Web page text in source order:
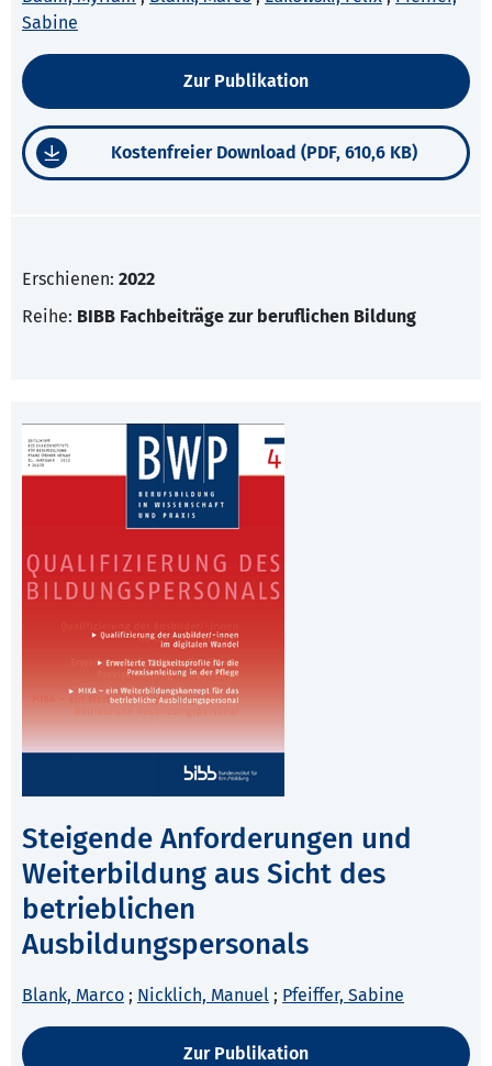
Sabine
Zur Publikation
Kostenfreier Download (PDF, 610,6 KB)
Erschienen: 2022
Reihe: BIBB Fachbeiträge zur beruflichen Bildung
Steigende Anforderungen und
Weiterbildung aus Sicht des
betrieblichen
Ausbildungspersonals
Blank, Marco ; Nicklich, Manuel ; Pfeiffer, Sabine
Zur Publikation